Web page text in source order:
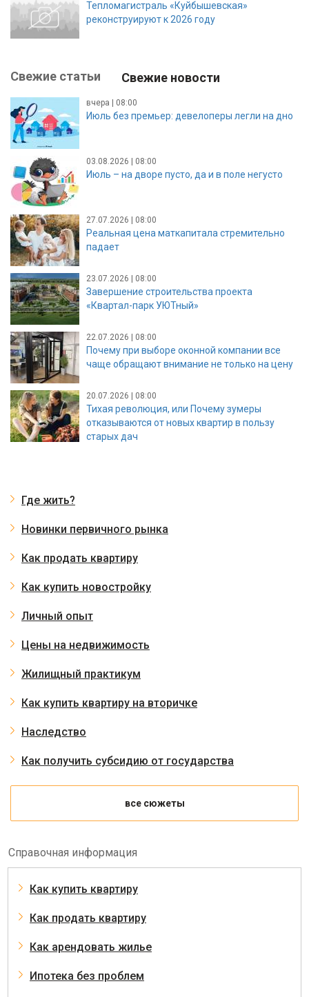
Тепломагистраль «Куйбышевская»
реконструируют к 2026 году
Свежие статьи Свежие новости
вчера | 08:00
Июль без премьер: девелоперы легли на дно
03.08.2026 | 08:00
Июль – на дворе пусто, да и в поле негусто
27.07.2026 | 08:00
Реальная цена маткапитала стремительно
падает
23.07.2026 | 08:00
Завершение строительства проекта
«Квартал-парк УЮТный»
22.07.2026 | 08:00
Почему при выборе оконной компании все
чаще обращают внимание не только на цену
20.07.2026 | 08:00
Тихая революция, или Почему зумеры
отказываются от новых квартир в пользу
старых дач
Где жить?
Новинки первичного рынка
Как продать квартиру
Как купить новостройку
Личный опыт
Цены на недвижимость
Жилищный практикум
Как купить квартиру на вторичке
Наследство
Как получить субсидию от государства
все сюжеты
Справочная информация
Как купить квартиру
Как продать квартиру
Как арендовать жилье
Ипотека без проблем